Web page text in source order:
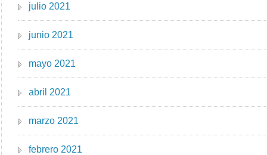
julio 2021
junio 2021
mayo 2021
abril 2021
marzo 2021
febrero 2021